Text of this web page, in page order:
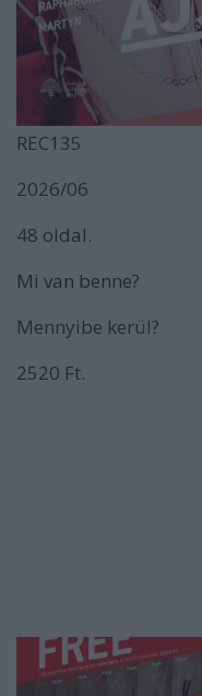
REC135
2026/06
48 oldal.
Mi van benne?
Mennyibe kerül?
2520 Ft.